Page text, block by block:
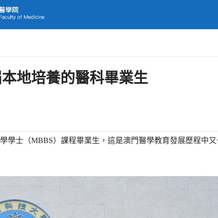
地培養的醫科畢業生
學士（MBBS）課程畢業生，這是澳門醫學教育發展歷程中